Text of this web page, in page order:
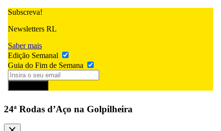
Subscreva!
Newsletters RL
Saber mais
Edição Semanal
Guia do Fim de Semana
24ª Rodas d’Aço na Golpilheira